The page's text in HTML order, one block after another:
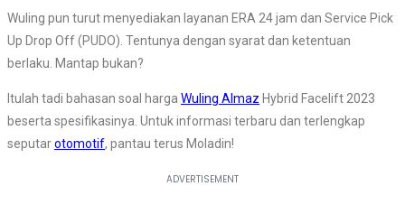
Wuling pun turut menyediakan layanan ERA 24 jam dan Service Pick
Up Drop Off (PUDO). Tentunya dengan syarat dan ketentuan
berlaku. Mantap bukan?
Itulah tadi bahasan soal harga Wuling Almaz Hybrid Facelift 2023
beserta spesifikasinya. Untuk informasi terbaru dan terlengkap
seputarotomotif, pantau terus Moladin!